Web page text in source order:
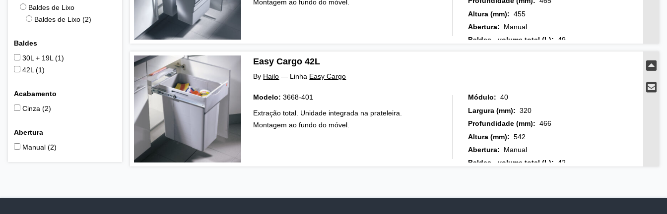
Baldes de Lixo
Baldes de Lixo (2)
Baldes
30L + 19L (1)
42L (1)
Acabamento
Cinza (2)
Abertura
Manual (2)
Montagem ao fundo do móvel.
Altura (mm): 455
Abertura:
Manual
Baldes - volume total (L):
49
Easy Cargo 42L
By Hailo — Linha Easy Cargo
Modelo: 3668-401
Extração total. Unidade integrada na prateleira.
Montagem ao fundo do móvel.
Módulo: 40
Largura (mm): 320
Profundidade (mm): 466
Altura (mm): 542
Abertura:
Manual
Baldes - volume total (L):
42